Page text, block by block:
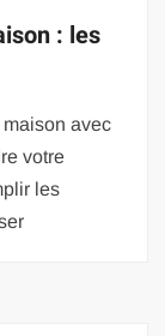
: les
maison avec
votre
les